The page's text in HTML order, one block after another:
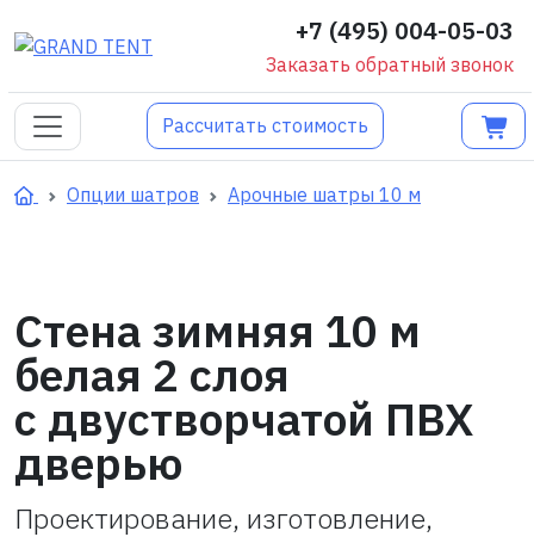
+7 (495) 004-05-03
Заказать обратный звонок
Рассчитать стоимость
Опции шатров Арочные шатры 10 м
Cтена зимняя 10 м
белая 2 слоя
с двустворчатой ПВХ
дверью
Проектирование, изготовление,